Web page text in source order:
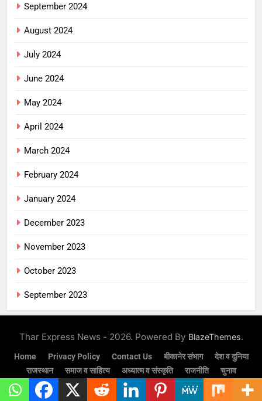
September 2024
August 2024
July 2024
June 2024
May 2024
April 2024
March 2024
February 2024
January 2024
December 2023
November 2023
October 2023
September 2023
Thar Express News - 2026. Powered By BlazeThemes.
Home Privacy Policy Contact Us बीकानेर संभाग
देश व दुनिया
राजस्थान
समाज व साहित्य अध्यात्म व संस्कृति राजनीति चुनाव